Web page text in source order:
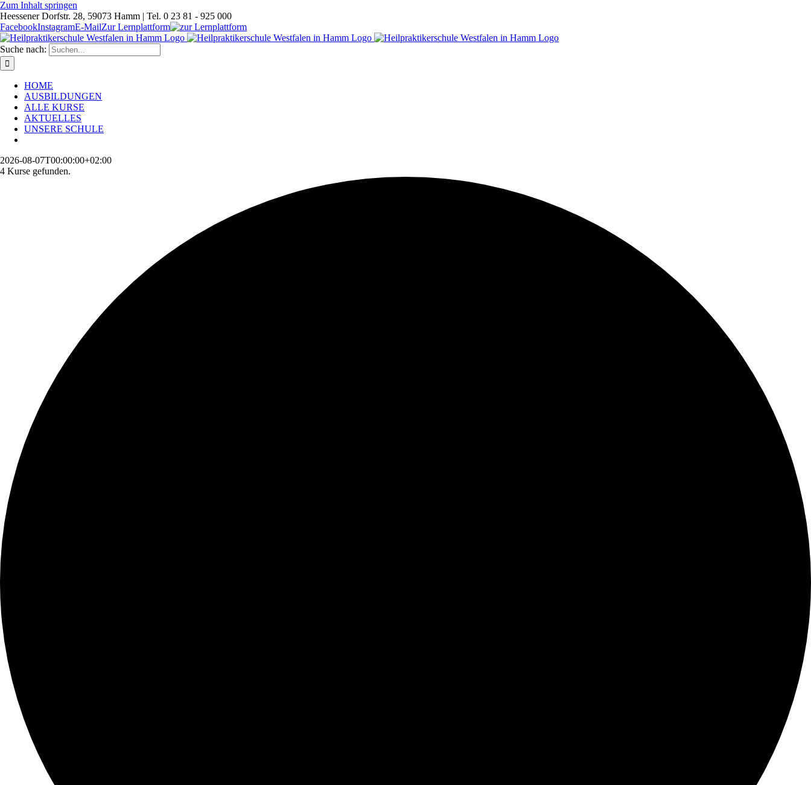
Zum Inhalt springen
Heessener Dorfstr. 28, 59073 Hamm | Tel. 0 23 81 - 925 000
FacebookInstagramE-MailZur Lernplattform
Suche nach:
HOME
AUSBILDUNGEN
ALLE KURSE
AKTUELLES
UNSERE SCHULE
2026-08-07T00:00:00+02:00
4 Kurse gefunden.